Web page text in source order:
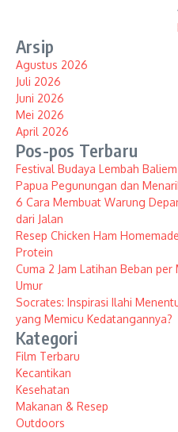
Arsip
Agustus 2026
Juli 2026
Juni 2026
Mei 2026
April 2026
Pos-pos Terbaru
Festival Budaya Lembah
Papua Pegunungan dan
6 Cara Membuat Warung
dari Jalan
Resep Chicken Ham
Protein
Cuma 2 Jam Latihan Beban
Umur
Socrates: Inspirasi Ilahi
yang Memicu Kedatangannya?
Kategori
Film Terbaru
Kecantikan
Kesehatan
Makanan & Resep
Outdoors